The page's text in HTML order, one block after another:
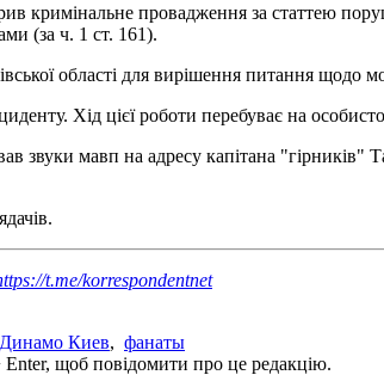
кримінальне провадження за статтею
(за ч. 1 ст. 161).
області для вирішення питання щодо
Хід цієї роботи перебуває на
звуки мавп на адресу капітана "гірників"
t.me/korrespondentnet
Динамо Киев, фанаты
Enter, щоб повідомити про це редакцію.